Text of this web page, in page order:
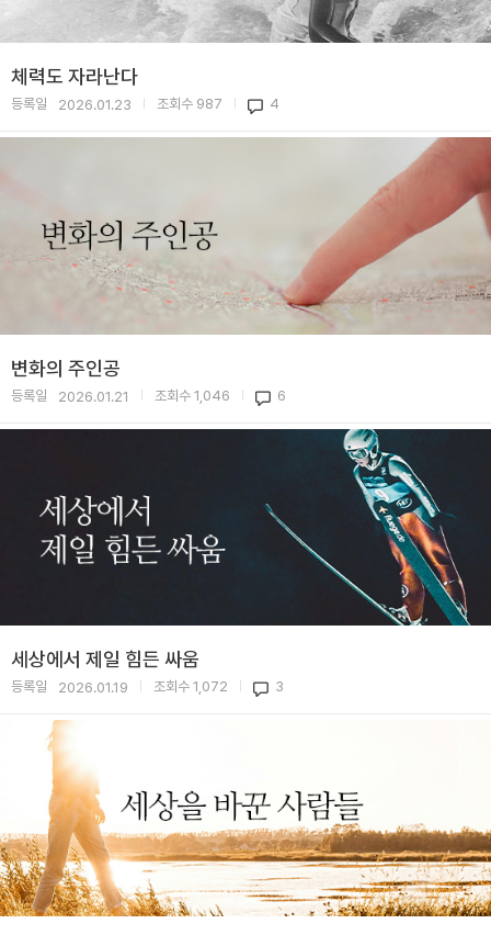
체력도 자라난다
등록일 2026.01.23 조회수 987 4
변화의 주인공
등록일 2026.01.21 조회수 1,046 6
세상에서 제일 힘든 싸움
등록일 2026.01.19 조회수 1,072 3